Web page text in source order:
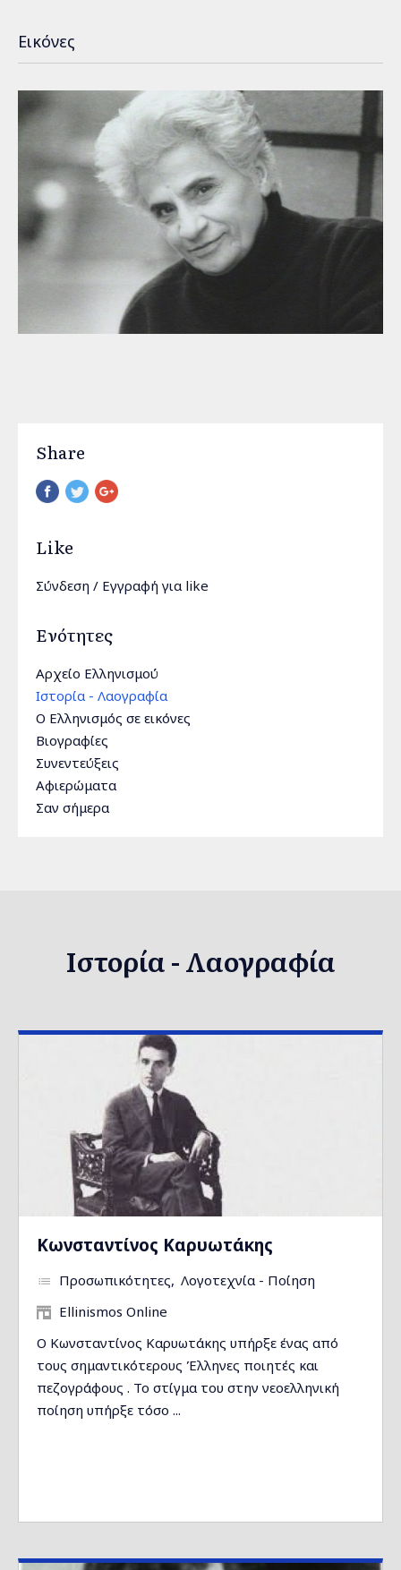
Εικόνες
Share
Like
Σύνδεση / Εγγραφή για like
Ενότητες
Αρχείο Ελληνισμού
Ιστορία - Λαογραφία
Ο Ελληνισμός σε εικόνες
Βιογραφίες
Συνεντεύξεις
Αφιερώματα
Σαν σήμερα
Ιστορία - Λαογραφία
Κωνσταντίνος Καρυωτάκης
Προσωπικότητες Λογοτεχνία - Ποίηση
Ellinismos Online
Ο Κωνσταντίνος Καρυωτάκης υπήρξε ένας από
τους σημαντικότερους Έλληνες ποιητές και
πεζογράφους . Το στίγμα του στην νεοελληνική
ποίηση υπήρξε τόσο ...